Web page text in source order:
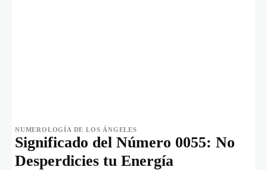
NUMEROLOGÍA DE LOS ÁNGELES
Significado del Número 0055: No
Desperdicies tu Energía